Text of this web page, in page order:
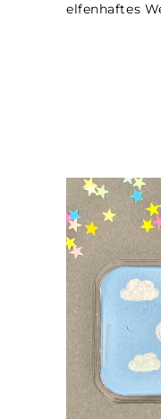
elfenhaftes